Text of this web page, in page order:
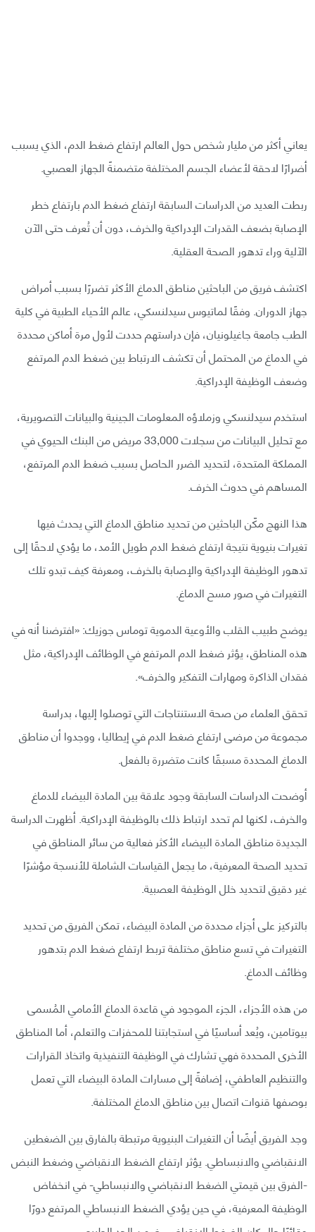
يعاني أكثر من مليار شخص حول العالم ارتفاع ضغط الدم، الذي يسبب
أضرارًا لاحقة لأعضاء الجسم المختلفة متضمنةً الجهاز العصبي.
ربطت العديد من الدراسات السابقة ارتفاع ضغط الدم بارتفاع خطر
الإصابة بضعف القدرات الإدراكية والخرف، دون أن تُعرف حتى الآن
الآلية وراء تدهور الصحة العقلية.
اكتشف فريق من الباحثين مناطق الدماغ الأكثر تضررًا بسبب أمراض
جهاز الدوران. وفقًا لماتيوس سيدلنسكي، عالم الأحياء الطبية في كلية
الطب جامعة جاغيلونيان، فإن دراستهم حددت لأول مرة أماكن محددة
في الدماغ من المحتمل أن تكشف الارتباط بين ضغط الدم المرتفع
وضعف الوظيفة الإدراكية.
استخدم سيدلنسكي وزملاؤه المعلومات الجينية والبيانات التصويرية،
مع تحليل البيانات من سجلات 33,000 مريض من البنك الحيوي في
المملكة المتحدة، لتحديد الضرر الحاصل بسبب ضغط الدم المرتفع،
المساهم في حدوث الخرف.
هذا النهج مكّن الباحثين من تحديد مناطق الدماغ التي يحدث فيها
تغيرات بنيوية نتيجة ارتفاع ضغط الدم طويل الأمد، ما يؤدي لاحقًا إلى
تدهور الوظيفة الإدراكية والإصابة بالخرف، ومعرفة كيف تبدو تلك
التغيرات في صور مسح الدماغ.
يوضح طبيب القلب والأوعية الدموية توماس جوزيك: «افترضنا أنه في
هذه المناطق، يؤثر ضغط الدم المرتفع في الوظائف الإدراكية، مثل
فقدان الذاكرة ومهارات التفكير والخرف».
تحقق العلماء من صحة الاستنتاجات التي توصلوا إليها، بدراسة
مجموعة من مرضى ارتفاع ضغط الدم في إيطاليا، ووجدوا أن مناطق
الدماغ المحددة مسبقًا كانت متضررة بالفعل.
أوضحت الدراسات السابقة وجود علاقة بين المادة البيضاء للدماغ
والخرف، لكنها لم تحدد ارتباط ذلك بالوظيفة الإدراكية. أظهرت الدراسة
الجديدة مناطق المادة البيضاء الأكثر فعالية من سائر المناطق في
تحديد الصحة المعرفية، ما يجعل القياسات الشاملة للأنسجة مؤشرًا
غير دقيق لتحديد خلل الوظيفة العصبية.
بالتركيز على أجزاء محددة من المادة البيضاء، تمكن الفريق من تحديد
التغيرات في تسع مناطق مختلفة تربط ارتفاع ضغط الدم بتدهور
وظائف الدماغ.
من هذه الأجزاء، الجزء الموجود في قاعدة الدماغ الأمامي المُسمى
بيوتامين، ويُعد أساسيًا في استجابتنا للمحفزات والتعلم، أما المناطق
الأخرى المحددة فهي تشارك في الوظيفة التنفيذية واتخاذ القرارات
والتنظيم العاطفي، إضافةً إلى مسارات المادة البيضاء التي تعمل
بوصفها قنوات اتصال بين مناطق الدماغ المختلفة.
وجد الفريق أيضًا أن التغيرات البنيوية مرتبطة بالفارق بين الضغطين
الانقباضي والانبساطي. يؤثر ارتفاع الضغط الانقباضي وضغط النبض
-الفرق بين قيمتي الضغط الانقباضي والانبساطي- في انخفاض
الوظيفة المعرفية، في حين يؤدي الضغط الانبساطي المرتفع دورًا